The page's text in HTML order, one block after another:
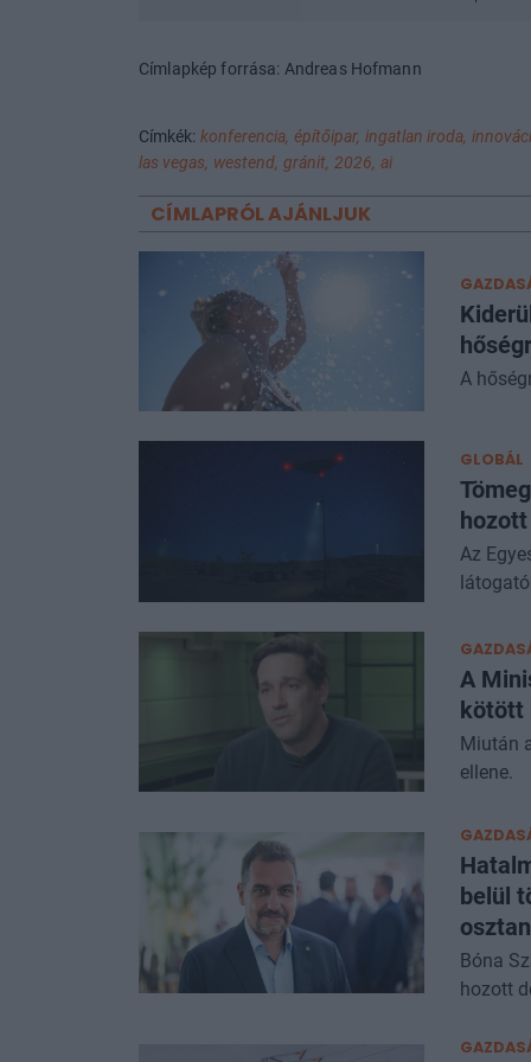
Címlapkép forrása: Andreas Hofmann
Címkék: konferencia, építőipar, ingatlan iroda,
las vegas, westend, gránit, 2026, ai
CÍMLAPRÓL AJÁNLJUK
A
GLOBÁL
Az
A
kötött
Miután
ellene.
belül
Bóna
hozott